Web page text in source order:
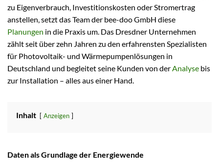
zu Eigenverbrauch, Investitionskosten oder Stromertrag
anstellen, setzt das Team der bee-doo GmbH diese
Planungen in die Praxis um. Das Dresdner Unternehmen
zählt seit über zehn Jahren zu den erfahrensten Spezialisten
für Photovoltaik- und Wärmepumpenlösungen in
Deutschland und begleitet seine Kunden von der Analyse bis
zur Installation – alles aus einer Hand.
Inhalt Anzeigen
Daten als Grundlage der Energiewende